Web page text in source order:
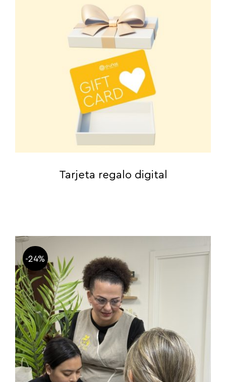
Tarjeta regalo digital
-24%